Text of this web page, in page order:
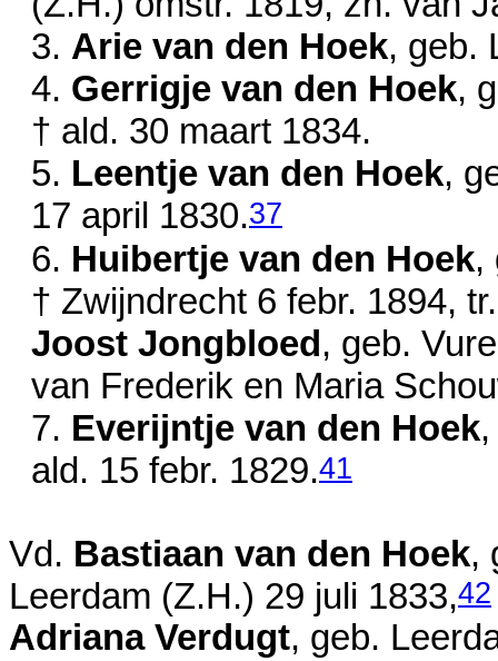
3. Arie van den Hoek, geb.
4. Gerrigje van den Hoek,
† ald. 30 maart 1834.
5. Leentje van den Hoek,
17 april 1830.37
6. Huibertje van den Hoek,
† Zwijndrecht 6 febr. 1894,
Joost Jongbloed, geb.
van Frederik en Maria
7. Everijntje van den Hoek,
ald. 15 febr. 1829.41
Vd. Bastiaan van den Hoek,
Leerdam (Z.H.) 29 juli 1833,42
Adriana Verdugt, geb.